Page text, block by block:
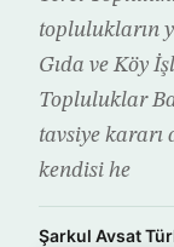
toplulukların
Gıda ve Köy
Topluluklar
tavsiye kararı
kendisi he
Şarkul Avsat